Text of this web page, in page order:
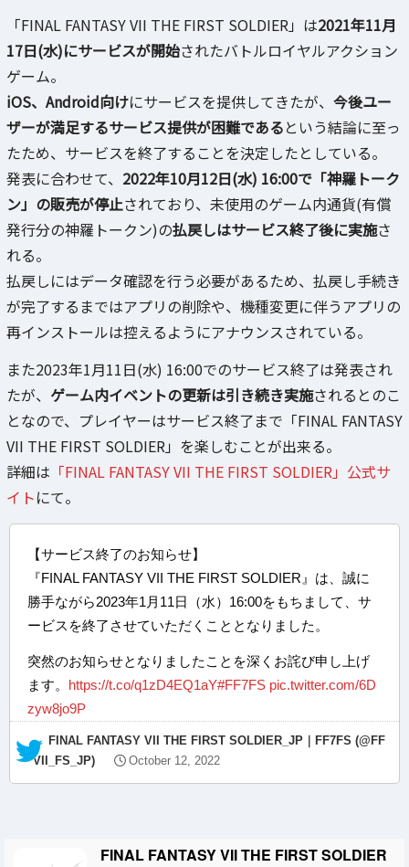
「FINAL FANTASY VII THE FIRST SOLDIER」は2021年11月
17日(水)にサービスが開始されたバトルロイヤルアクション
ゲーム。
iOS、Android向けにサービスを提供してきたが、 今後ユー
ザーが満足するサービス提供が困難であるという結論に至っ
たため、サービスを終了することを決定したとしている。
発表に合わせて、 2022年10月12日(水) 16:00で「神羅トーク
ン」の販売が停止されており、未使用のゲーム内通貨(有償
発行分の神羅トークン)の払戻しはサービス終了後に実施さ
れる。
払戻しにはデータ確認を行う必要があるため、払戻し手続き
が完了するまではアプリの削除や、機種変更に伴うアプリの
再インストールは控えるようにアナウンスされている。
また2023年1月11日(水) 16:00でのサービス終了は発表され
たが、 ゲーム内イベントの更新は引き続き実施されるとのこ
となので、プレイヤーはサービス終了まで「FINAL FANTASY
VII THE FIRST SOLDIER」を楽しむことが出来る。
詳細は 「FINAL FANTASY VII THE FIRST SOLDIER」公式サ
イトにて。
【サービス終了のお知らせ】
『FINAL FANTASY VII THE FIRST SOLDIER』は、誠に
勝手ながら2023年1月11日（水）16:00をもちまして、サ
ービスを終了させていただくこととなりました。
突然のお知らせとなりましたことを深くお詫び申し上げ
ます。 https://t.co/q1zD4EQ1aY#FF7FS pic.twitter.com/6D
zyw8jo9P
— FINAL FANTASY VII THE FIRST SOLDIER_JP｜FF7FS (@FF
VII_FS_JP)
October 12, 2022
FINAL FANTASY VII THE FIRST SOLDIER